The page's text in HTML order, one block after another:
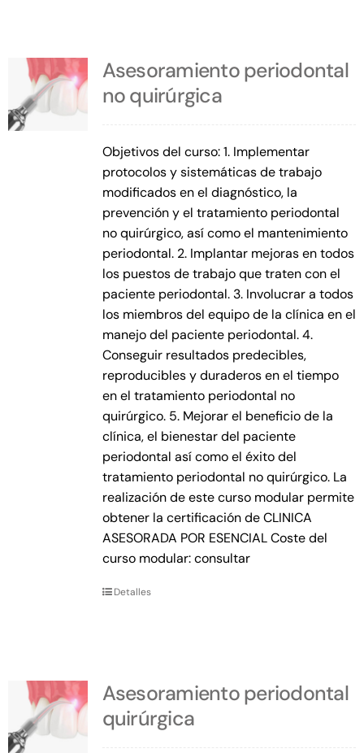
Asesoramiento periodontal
no quirúrgica
Objetivos del curso: 1. Implementar
protocolos y sistemáticas de trabajo
modificados en el diagnóstico, la
prevención y el tratamiento periodontal
no quirúrgico, así como el mantenimiento
periodontal. 2. Implantar mejoras en todos
los puestos de trabajo que traten con el
paciente periodontal. 3. Involucrar a todos
los miembros del equipo de la clínica en el
manejo del paciente periodontal. 4.
Conseguir resultados predecibles,
reproducibles y duraderos en el tiempo
en el tratamiento periodontal no
quirúrgico. 5. Mejorar el beneficio de la
clínica, el bienestar del paciente
periodontal así como el éxito del
tratamiento periodontal no quirúrgico. La
realización de este curso modular permite
obtener la certificación de CLINICA
ASESORADA POR ESENCIAL Coste del
curso modular: consultar
Detalles
Asesoramiento periodontal
quirúrgica